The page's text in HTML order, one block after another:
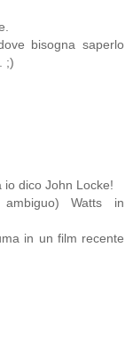
bisogna saperlo
;)
io dico John Locke!
Watts in
in un film recente